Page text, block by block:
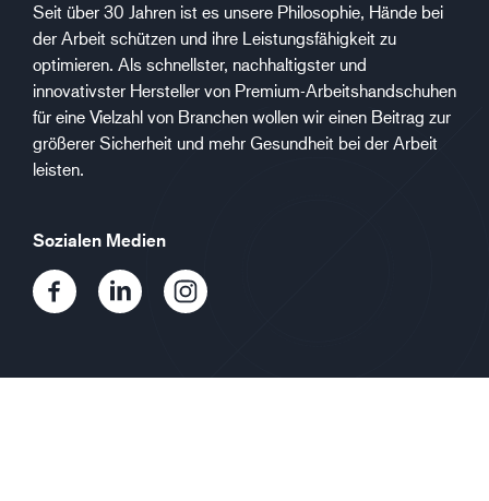
Seit über 30 Jahren ist es unsere Philosophie, Hände bei
der Arbeit schützen und ihre Leistungsfähigkeit zu
optimieren. Als schnellster, nachhaltigster und
innovativster Hersteller von Premium-Arbeitshandschuhen
für eine Vielzahl von Branchen wollen wir einen Beitrag zur
größerer Sicherheit und mehr Gesundheit bei der Arbeit
leisten.
Sozialen Medien